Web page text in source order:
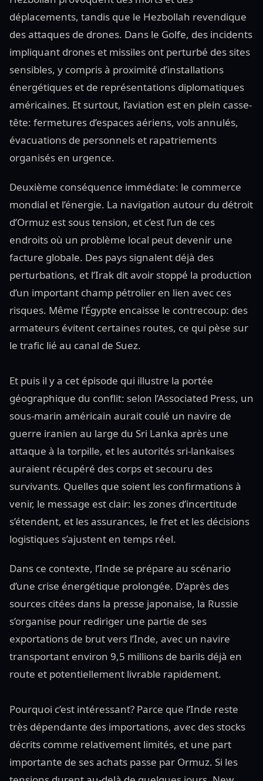
déplacements, tandis que le Hezbollah revendique
des attaques de drones. Dans le Golfe, des incidents
impliquant drones et missiles ont perturbé des sites
sensibles, y compris à proximité d’installations
énergétiques et de représentations diplomatiques
américaines. Et surtout, l’aviation est en plein casse-
tête: fermetures d’espaces aériens, vols annulés,
évacuations de personnels et rapatriements
organisés en urgence.
Deuxième conséquence immédiate: le commerce
mondial et l’énergie. La navigation autour du détroit
d’Ormuz est sous tension, et c’est l’un de ces
endroits où un problème local peut devenir une
facture globale. Des pays signalent déjà des
perturbations, et l’Irak dit avoir stoppé la production
d’un important champ pétrolier en lien avec ces
risques. Même l’Égypte encaisse le contrecoup: des
armateurs évitent certaines routes, ce qui pèse sur
le trafic lié au canal de Suez.
Et puis il y a cet épisode qui illustre la portée
géographique du conflit: selon l’Associated Press, un
sous-marin américain aurait coulé un navire de
guerre iranien au large du Sri Lanka après une
attaque à la torpille, et les autorités sri-lankaises
auraient récupéré des corps et secouru des
survivants. Quelles que soient les confirmations à
venir, le message est clair: les zones d’incertitude
s’étendent, et les assurances, le fret et les décisions
logistiques s’ajustent en temps réel.
Dans ce contexte, l’Inde se prépare au scénario
d’une crise énergétique prolongée. D’après des
sources citées dans la presse japonaise, la Russie
s’organise pour rediriger une partie de ses
exportations de brut vers l’Inde, avec un navire
transportant environ 9,5 millions de barils déjà en
route et potentiellement livrable rapidement.
Pourquoi c’est intéressant? Parce que l’Inde reste
très dépendante des importations, avec des stocks
décrits comme relativement limités, et une part
importante de ses achats passe par Ormuz. Si les